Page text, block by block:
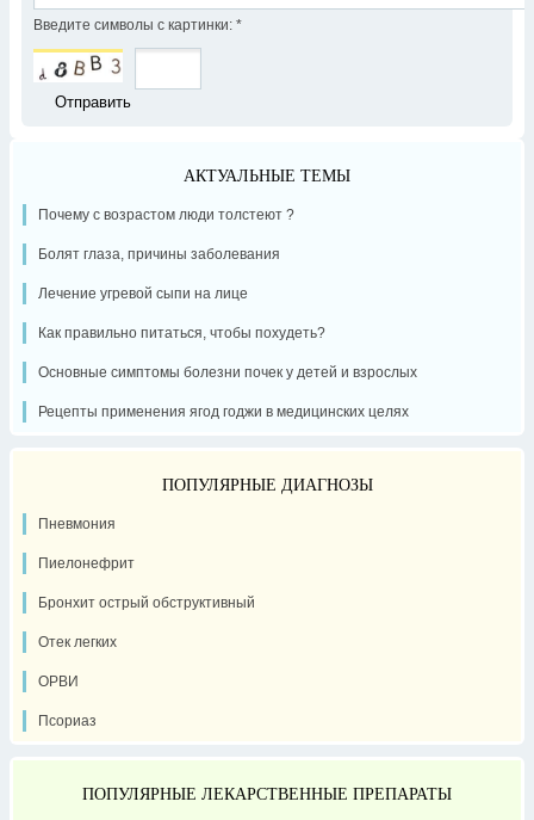
Введите символы с картинки: *
АКТУАЛЬНЫЕ ТЕМЫ
Почему с возрастом люди толстеют ?
Болят глаза, причины заболевания
Лечение угревой сыпи на лице
Как правильно питаться, чтобы похудеть?
Основные симптомы болезни почек у детей и взрослых
Рецепты применения ягод годжи в медицинских целях
ПОПУЛЯРНЫЕ ДИАГНОЗЫ
Пневмония
Пиелонефрит
Бронхит острый обструктивный
Отек легких
ОРВИ
Псориаз
ПОПУЛЯРНЫЕ ЛЕКАРСТВЕННЫЕ ПРЕПАРАТЫ